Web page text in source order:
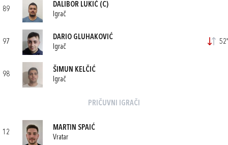
89
DALIBOR LUKIĆ (C)
Igrač
97
DARIO GLUHAKOVIĆ
Igrač
52'
98
ŠIMUN KELČIĆ
Igrač
PRIČUVNI IGRAČI
12
MARTIN SPAIĆ
Vratar